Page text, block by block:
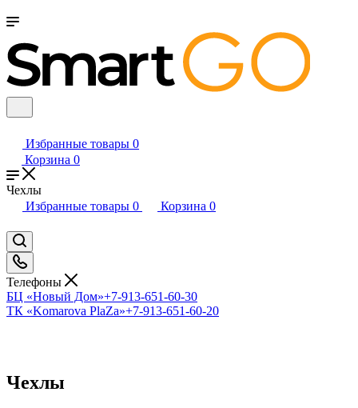
Избранные товары 0
Корзина 0
Чехлы
Избранные товары 0 Корзина 0
Телефоны
БЦ «Новый Дом»+7-913-651-60-30
ТК «Komarova PlaZa»+7-913-651-60-20
Чехлы